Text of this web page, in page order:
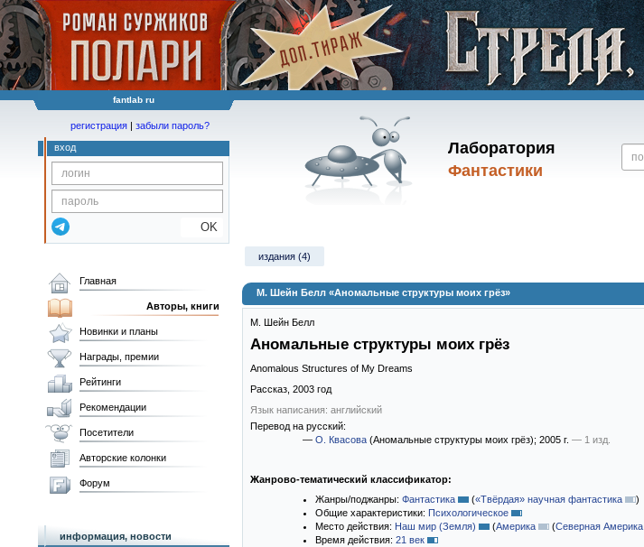
fantlab ru
Лаборатория
Фантастики
регистрация | забыли пароль?
вход
OK
издания (4)
М. Шейн Белл «Аномальные структуры моих грёз»
М. Шейн Белл
Аномальные структуры моих грёз
Anomalous Structures of My Dreams
Рассказ, 2003 год
Язык написания: английский
Перевод на русский:
— О. Квасова (Аномальные структуры моих грёз); 2005 г. — 1 изд.
Жанрово-тематический классификатор:
Жанры/поджанры: Фантастика («Твёрдая» научная фантастика
)
Общие характеристики: Психологическое
Место действия: Наш мир (Земля) (Америка (Северная Америка
Время действия: 21 век
Главная
Авторы, книги
Новинки и планы
Награды, премии
Рейтинги
Рекомендации
Посетители
Авторские колонки
Форум
информация, новости